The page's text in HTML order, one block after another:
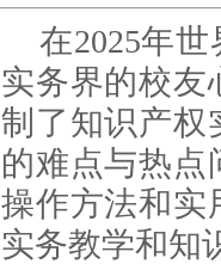
在2025年
实务界的校友
制了知识产权
的难点与热点
操作方法和实
实务教学和知